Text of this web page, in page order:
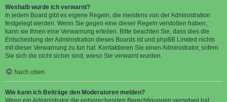
Weshalb wurde ich verwarnt?
In jedem Board gibt es eigene Regeln, die meistens von der Administration
festgelegt werden. Wenn Sie gegen eine dieser Regeln verstoßen haben,
kann sie Ihnen eine Verwarnung erteilen. Bitte beachten Sie, dass dies die
Entscheidung der Administration dieses Boards ist und phpBB Limited nichts
mit dieser Verwarnung zu tun hat. Kontaktieren Sie einen Administrator, sofern
Sie sich die nicht sicher sind, wieso Sie verwarnt wurden.
Nach oben
Wie kann ich Beiträge den Moderatoren melden?
Wenn ein Administrator die entsprechenden Berechtigungen vergeben hat,